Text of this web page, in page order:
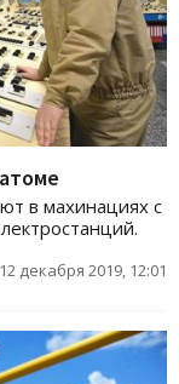
в махинациях с
12 декабря 2019, 12:01